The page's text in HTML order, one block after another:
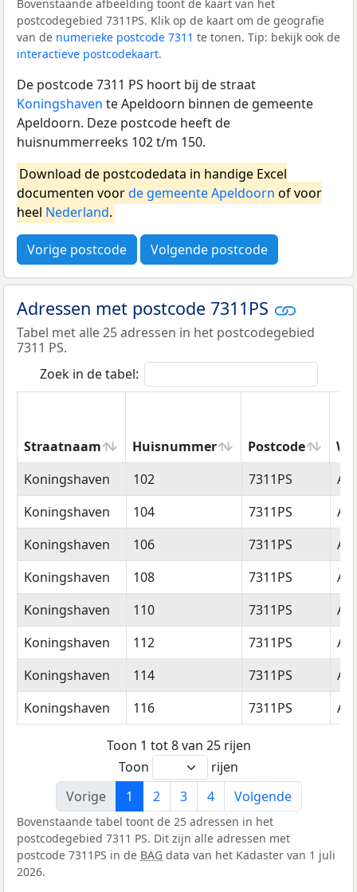
Bovenstaande afbeelding toont de kaart van het
postcodegebied 7311PS. Klik op de kaart om de geografie
van de numerieke postcode 7311 te tonen. Tip: bekijk ook de
interactieve postcodekaart.
De postcode 7311 PS hoort bij de straat
Koningshaven te Apeldoorn binnen de gemeente
Apeldoorn. Deze postcode heeft de
huisnummerreeks 102 t/m 150.
Download de postcodedata in handige Excel
documenten voorde gemeente Apeldoorn of voor
heel Nederland.
Vorige postcode Volgende postcode
Adressen met postcode 7311PS
Tabel met alle 25 adressen in het postcodegebied
7311 PS.
Zoek in de tabel:
Straatnaam Huisnummer Postcode
Straatnaam
Huisnummer Postcode
Koningshaven 102 7311PS
Koningshaven
104 7311PS
Koningshaven
106 7311PS
Koningshaven
108 7311PS
Koningshaven
110 7311PS
Koningshaven
112 7311PS
Koningshaven
114 7311PS
Koningshaven
116 7311PS
Toon 1 tot 8 van 25 rijen
Toon
rijen
Vorige
1 2 3 4 Volgende
Bovenstaande tabel toont de 25 adressen in het
postcodegebied 7311 PS. Dit zijn alle adressen met
postcode 7311PS in de BAG data van het Kadaster van 1 juli
2026.